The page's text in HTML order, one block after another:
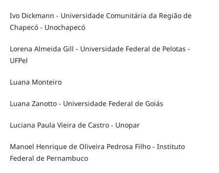
Ivo Dickmann - Universidade Comunitária da Região de
Chapecó - Unochapecó
Lorena Almeida Gill - Universidade Federal de Pelotas -
UFPel
Luana Monteiro
Luana Zanotto - Universidade Federal de Goiás
Luciana Paula Vieira de Castro - Unopar
Manoel Henrique de Oliveira Pedrosa Filho - Instituto
Federal de Pernambuco